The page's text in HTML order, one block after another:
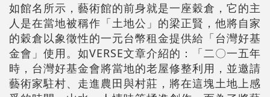
如館名所示，藝術館的前身就是一座穀倉，它的主
人是在當地被稱作「土地公」的梁正賢，他將自家
的穀倉以象徵性的一元台幣租金提供給「台灣好基
金會」使用。如VERSE文章介紹的：「二〇一五年
時，台灣好基金會將當地的老屋修整利用，並邀請
藝術家駐村、走進農田與村莊，將在這塊土地上感